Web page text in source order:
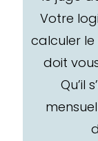
Votre
calculer
doit
Qu’il